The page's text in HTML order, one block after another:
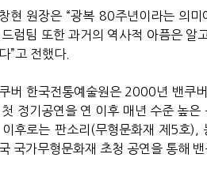
현 원장은 “광복 80주년이라는 의
드럼팀 또한 과거의 역사적 아픔은 알
” 고 전했다.
버 한국전통예술원은2000년 밴쿠
첫 정기공연을 연 이후 매년 수준 높은
후로는 판소리 (무형문화재 제 5호),
국가무형문화재 초청 공연을 통해